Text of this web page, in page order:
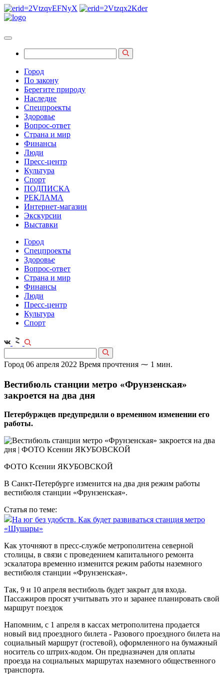
Город
По закону
Берегите природу
Наследие
Спецпроекты
Здоровье
Вопрос-ответ
Страна и мир
Финансы
Люди
Пресс-центр
Культура
Спорт
ПОДПИСКА
РЕКЛАМА
Интернет-магазин
Экскурсии
Выставки
Город
Спецпроекты
Здоровье
Вопрос-ответ
Страна и мир
Финансы
Люди
Пресс-центр
Культура
Спорт
Город 06 апреля 2022 Время прочтения ⁓ 1 мин.
Вестибюль станции метро «Фрунзенская»
закроется на два дня
Петербуржцев предупредили о временном изменении его
работы.
ФОТО Ксении ЯКУБОВСКОЙ
В Санкт-Петербурге изменится на два дня режим работы
вестибюля станции «Фрунзенская».
Статья по теме:
На юг без удобств. Как будет развиваться станция метро
«Шушары»
Как уточняют в пресс-службе метрополитена северной
столицы, в связи с проведением капитального ремонта
эскалатора временно изменится режим работы наземного
вестибюля станции «Фрунзенская».
Так, 9 и 10 апреля вестибюль будет закрыт для входа.
Пассажиров просят учитывать это и заранее планировать свой
маршрут поездок
Напомним, с 1 апреля в кассах метрополитена продается
новый вид проездного билета - Разового проездного билета на
социальный маршрут (гостевой), оформленного на бумажный
носитель со штрих-кодом. Он предназначен для оплаты
проезда на социальных маршрутах наземного общественного
транспорта.